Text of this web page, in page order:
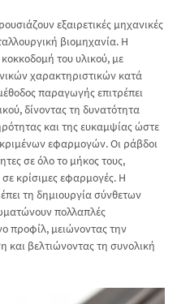
εξαιρετικές μηχανικές
βιομηχανία. Η
του υλικού, με
χαρακτηριστικών κατά
παραγωγής επιτρέπει
δίνοντας τη δυνατότητα
και της ευκαμψίας ώστε
εφαρμογών. Οι ράβδοι
σε όλο το μήκος τους,
κρίσιμες εφαρμογές. Η
τη δημιουργία σύνθετων
πολλαπλές
προφίλ, μειώνοντας την
βελτιώνοντας τη συνολική